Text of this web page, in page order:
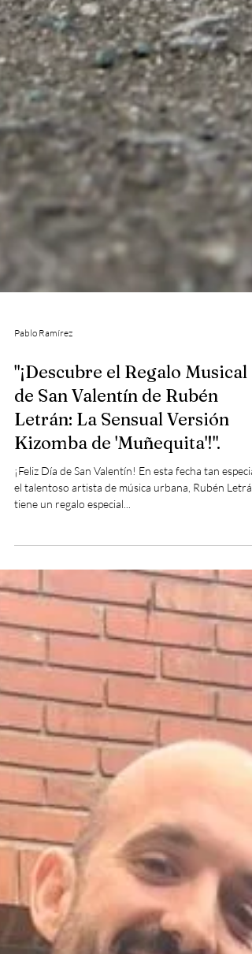
Pablo Ramírez
"¡Descubre el Regalo Musical
de San Valentín de Rubén
Letrán: La Sensual Versión
el talentoso artista de música urbana, Rubén
tiene un regalo especial...